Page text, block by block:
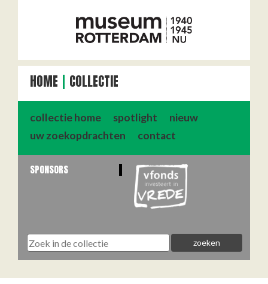
HOME COLLECTIE
collectie home spotlight
nieuw
uw zoekopdrachten
contact
SPONSORS